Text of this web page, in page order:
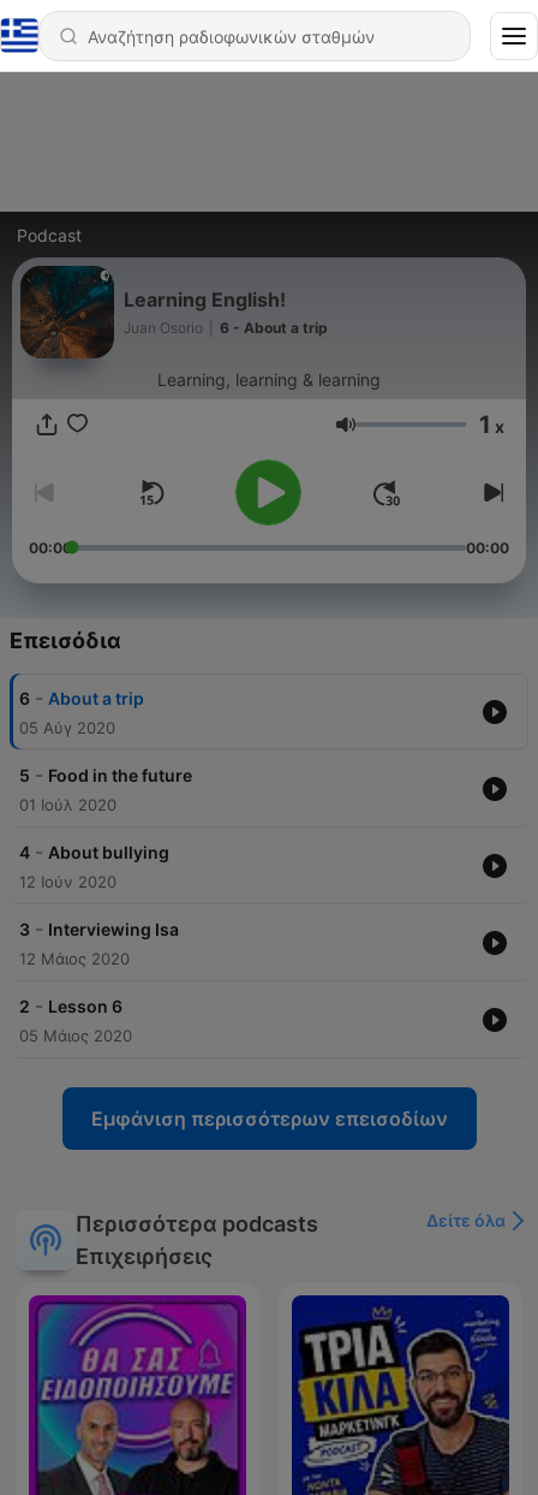
Podcast
Learning English!
Juan Osorio 6 - About a trip
Learning, learning & learning
Ένταση 1 x
00:00 00:00
Επεισόδια
6 - About a trip
05 Αύγ 2020
5 - Food in the future
01 Ιούλ 2020
4 - About bullying
12 Ιούν 2020
3 - Interviewing Isa
12 Μάιος 2020
2 - Lesson 6
05 Μάιος 2020
Εμφάνιση περισσότερων επεισοδίων
Περισσότερα podcasts
Επιχειρήσεις
Δείτε όλα